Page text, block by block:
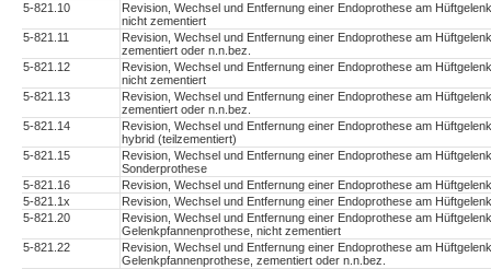
5-821.10
Revision, Wechsel und Entfernung einer Endoprothese am
nicht zementiert
5-821.11
Revision, Wechsel und Entfernung einer Endoprothese am
zementiert oder n.n.bez.
5-821.12
Revision, Wechsel und Entfernung einer Endoprothese am
nicht zementiert
5-821.13
Revision, Wechsel und Entfernung einer Endoprothese am
zementiert oder n.n.bez.
5-821.14
Revision, Wechsel und Entfernung einer Endoprothese am
hybrid (teilzementiert)
5-821.15
Revision, Wechsel und Entfernung einer Endoprothese am
Sonderprothese
5-821.16
Revision, Wechsel und Entfernung einer Endoprothese am
5-821.1x
Revision, Wechsel und Entfernung einer Endoprothese am
5-821.20
Revision, Wechsel und Entfernung einer Endoprothese am
Gelenkpfannenprothese, nicht zementiert
5-821.22
Revision, Wechsel und Entfernung einer Endoprothese am
Gelenkpfannenprothese, zementiert oder n.n.bez.